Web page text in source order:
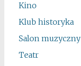
Kino
Klub historyka
Salon muzyczny
Teatr